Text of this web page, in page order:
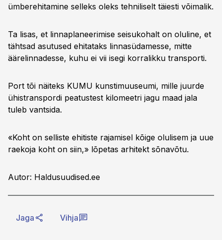
ümberehitamine selleks oleks tehniliselt täiesti võimalik.
Ta lisas, et linnaplaneerimise seisukohalt on oluline, et
tähtsad asutused ehitataks linnasüdamesse, mitte
äärelinnadesse, kuhu ei vii isegi korralikku transporti.
Port tõi näiteks KUMU kunstimuuseumi, mille juurde
ühistranspordi peatustest kilomeetri jagu maad jala
tuleb vantsida.
«Koht on selliste ehitiste rajamisel kõige olulisem ja uue
raekoja koht on siin,» lõpetas arhitekt sõnavõtu.
Autor: Haldusuudised.ee
Jaga Vihja